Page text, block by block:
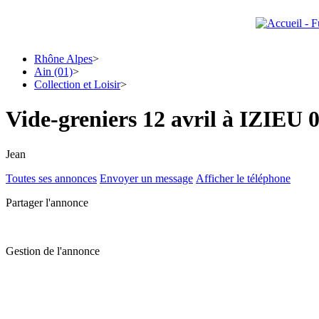
Rhône Alpes>
Ain (01)>
Collection et Loisir>
Vide-greniers 12 avril à IZIEU
Jean
Toutes ses annonces Envoyer un message Afficher le téléphone
Partager l'annonce
Gestion de l'annonce